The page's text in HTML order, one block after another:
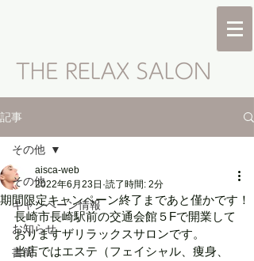
記事
その他
キャンペーン情報
お知らせ
書簡
その他
期間限定キャンペーン終了まであと僅かです！
aisca-web
2022年6月23日 読了時間: 2分
長崎市長崎駅前の交通会館５Fで開業して
おりますザリラックスサロンです。
当店ではエステ（フェイシャル、痩身、